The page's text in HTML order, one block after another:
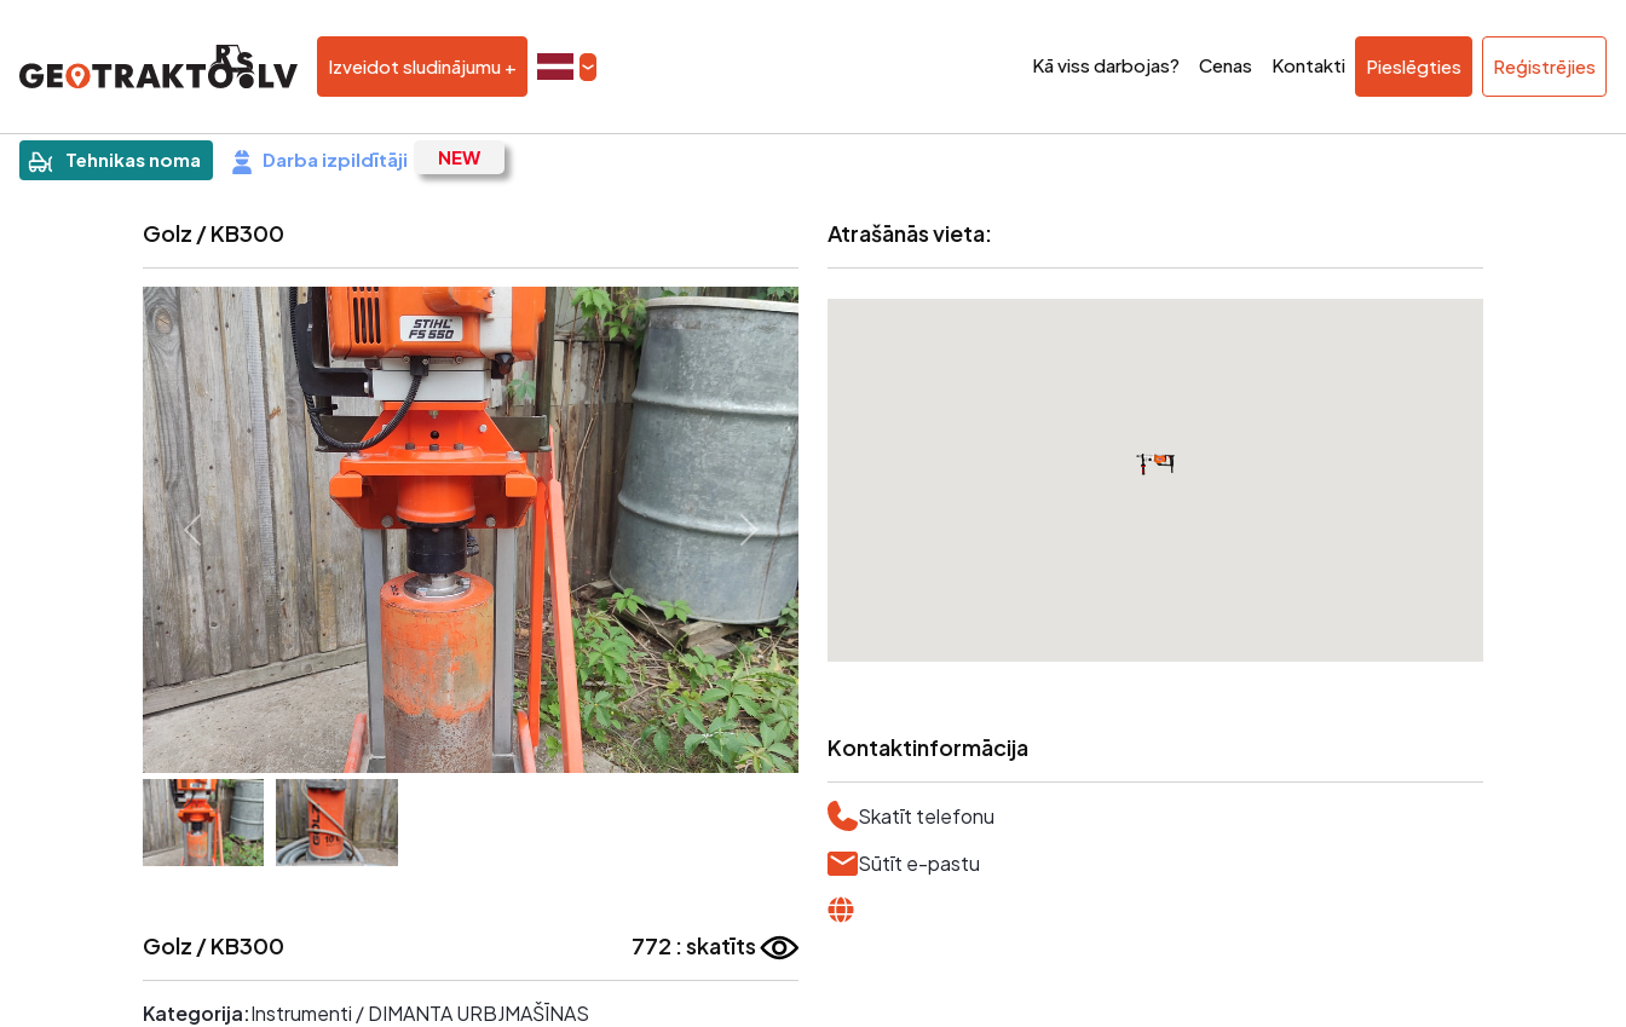
Izveidot sludinājumu + Kā viss darbojas? Cenas Kontakti Pieslēgties Reģistrējies
Tehnikas noma Darba izpildītāji
|Sludinājums
Golz / KB300
Golz / KB300 772 : skatīts
Kategorija:Instrumenti / DIMANTA URBJMAŠĪNAS
Atrašānās vieta:
Kontaktinformācija
Skatīt telefonu
Sūtīt e-pastu